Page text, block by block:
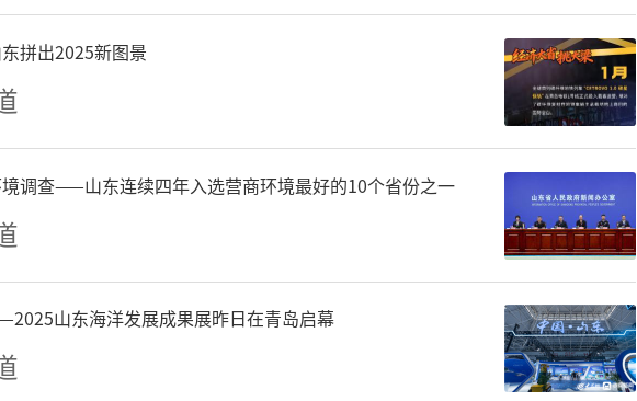
先生近几年开启了他的“玫红时
拼出2025新图景
调查——山东连续四年入选营商环境最好的10个省份之一
山东海洋发展成果展昨日在青岛启幕